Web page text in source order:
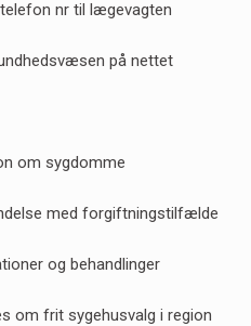
nr til lægevagten
på nettet
om sygdomme
med forgiftningstilfælde
og behandlinger
om frit sygehusvalg i region